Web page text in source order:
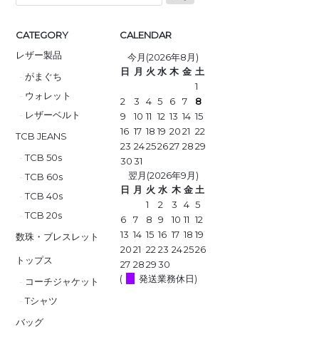
CATEGORY
レザー製品
がまぐち
ウォレット
レザーベルト
TCB JEANS
TCB 50s
TCB 60s
TCB 40s
TCB 20s
数珠・ブレスレット
トップス
コーチジャケット
Tシャツ
バッグ
CALENDAR
今月(2026年8月)
日 月 火 水 木 金 土
1
2
3 4 5 6 7
8
9
10 11 12 13 14 15
16 17 18 19 20 21 22
23 24252627 28 29
30 31
翌月(2026年9月)
日 月 火 水 木 金 土
1
2 3 4 5
6
7 8 9 10 11 12
13 14 15 16 17 18 19
20 21 22 23 242526
27 28 29 30
(
発送業務休日)